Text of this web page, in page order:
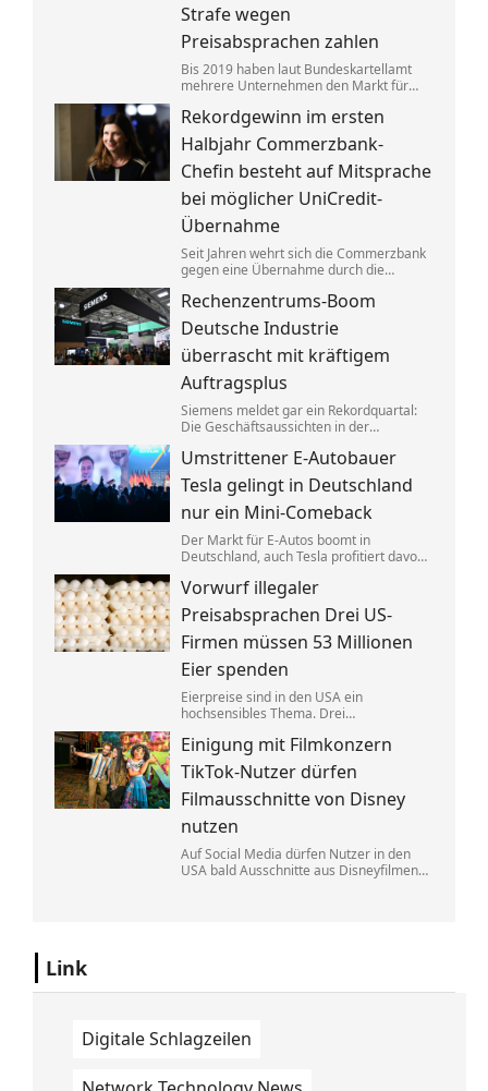
Strafe wegen
Preisabsprachen zahlen
Bis 2019 haben laut Bundeskartellamt
mehrere Unternehmen den Markt für
aufgeteilt. Um die verbotenen
Absprachen zu verschleiern, wurden
Codewörter verwendet.
Rekordgewinn im ersten
Halbjahr Commerzbank-
Chefin besteht auf Mitsprache
bei möglicher UniCredit-
Übernahme
Seit Jahren wehrt sich die Commerzbank
gegen eine Übernahme durch die
kräftiger Gewinnsprung sorgt für neues
Selbstbewusstsein.
Rechenzentrums-Boom
Deutsche Industrie
überrascht mit kräftigem
Auftragsplus
Siemens meldet gar ein Rekordquartal:
Die Geschäftsaussichten in der
spürbar verbessert. Dahinter stecken
jedoch vor allem Großaufträge, teils auch
aus Übersee.
Umstrittener E-Autobauer
Tesla gelingt in Deutschland
nur ein Mini-Comeback
Der Markt für E-Autos boomt in
Deutschland, auch Tesla profitiert davon.
geführte Konzern jedoch nicht zurück.
Eine exklusive Studie erklärt, warum.
Vorwurf illegaler
Preisabsprachen Drei US-
Firmen müssen 53 Millionen
Eier spenden
Eierpreise sind in den USA ein
hochsensibles Thema. Drei
sich dabei illegalerweise abgesprochen
zu haben. Sie einigten sich mit der Justiz –
und liefern jetzt im großen Stil.
Einigung mit Filmkonzern
TikTok-Nutzer dürfen
Filmausschnitte von Disney
nutzen
Auf Social Media dürfen Nutzer in den
USA bald Ausschnitte aus Disneyfilmen
Link
Digitale Schlagzeilen